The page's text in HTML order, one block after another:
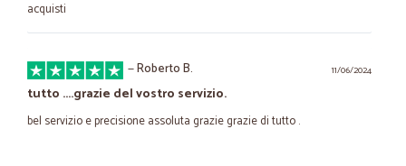
acquisti
11/06/2024
—Roberto B.
tutto ....grazie del vostro servizio.
bel servizio e precisione assoluta grazie grazie di tutto .